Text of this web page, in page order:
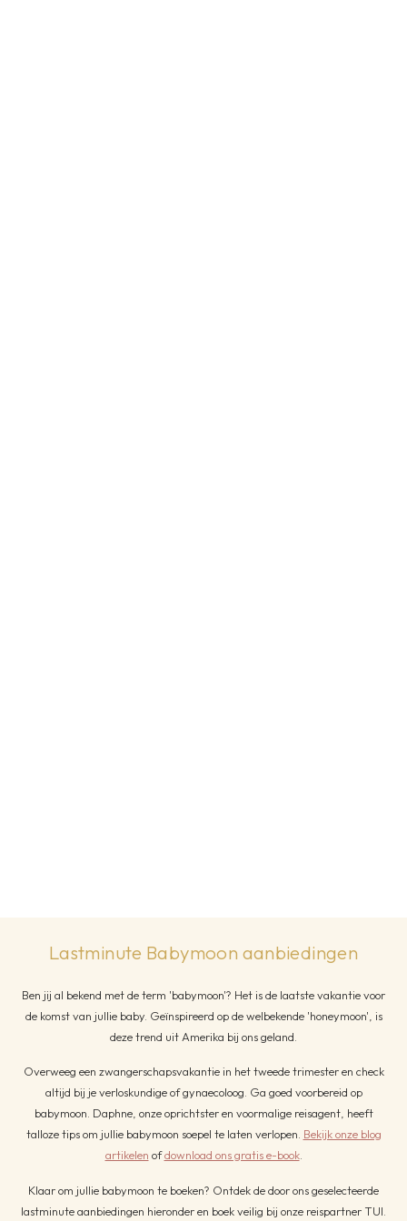
Lastminute Babymoon aanbiedingen
Ben jij al bekend met de term 'babymoon'? Het is de laatste vakantie voor
de komst van jullie baby. Geïnspireerd op de welbekende 'honeymoon', is
deze trend uit Amerika bij ons geland.
Overweeg een zwangerschapsvakantie in het tweede trimester en check
altijd bij je verloskundige of gynaecoloog. Ga goed voorbereid op
babymoon. Daphne, onze oprichtster en voormalige reisagent, heeft
talloze tips om jullie babymoon soepel te laten verlopen. Bekijk onze blog
artikelen ofdownload ons gratis e-book.
Klaar om jullie babymoon te boeken? Ontdek de door ons geselecteerde
lastminute aanbiedingen hieronder en boek veilig bij onze reispartner TUI.